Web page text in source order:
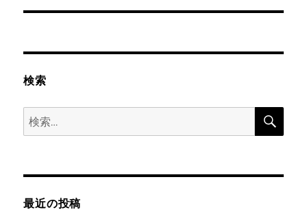
ゲ
ー
シ
ン
検索
検
索:
検
最近の投稿